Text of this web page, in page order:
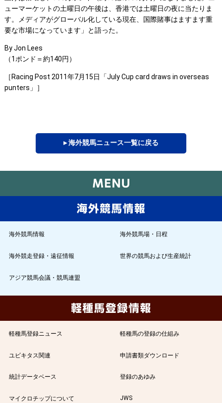
ューマーケットの土曜日の午後は、香港では土曜日の夜に当たりま
す。メディアがグローバル化している現在、国際賭事はますます重
要な市場になっています」と語った。
By Jon Lees
（1ポンド＝約140円）
［Racing Post 2011年7月15日「July Cup card draws in overseas
punters」］
▸ 海外競馬ニュース一覧に戻る
海外競馬情報 海外競馬場・日程
海外競走登録・遠征情報 世界の競馬および生産統計
アジア競馬会議・競馬連盟
軽種馬登録ニュース 軽種馬の登録の仕組み
ユビキタス関連 申請書類ダウンロード
統計データベース 登録のあゆみ
マイクロチップについて JWS